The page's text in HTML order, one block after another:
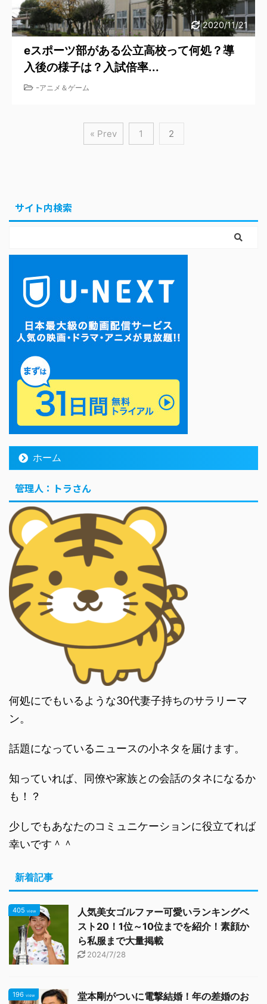
2020/11/21
eスポーツ部がある公立高校って何処？導
入後の様子は？入試倍率...
-アニメ＆ゲーム
« Prev 1 2
サイト内検索
ホーム
管理人：トラさん
何処にでもいるような30代妻子持ちのサラリーマ
ン。
話題になっているニュースの小ネタを届けます。
知っていれば、同僚や家族との会話のタネになるか
も！？
少しでもあなたのコミュニケーションに役立てれば
幸いです＾＾
新着記事
405 view
人気美女ゴルファー可愛いランキングベ
スト20！1位～10位までを紹介！素顔か
ら私服まで大量掲載
2024/7/28
196 view
堂本剛がついに電撃結婚！年の差婚のお